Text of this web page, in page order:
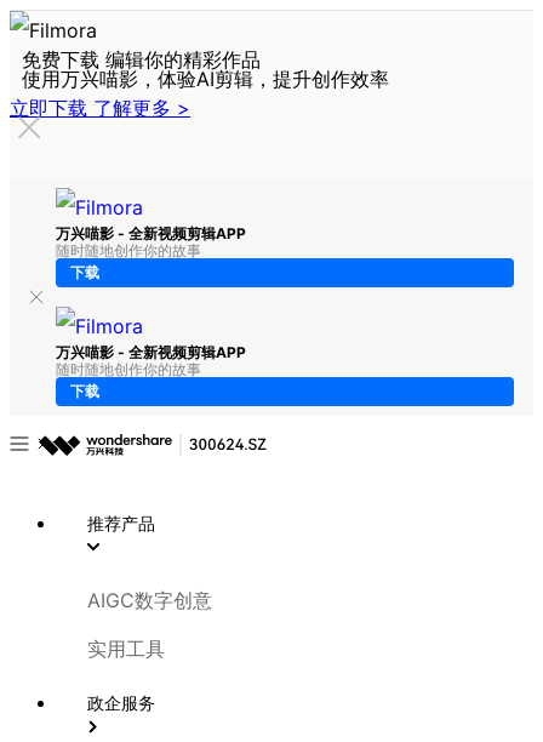
免费下载 编辑你的精彩作品
使用万兴喵影，体验AI剪辑，提升创作效率
立即下载 了解更多 >
万兴喵影 - 全新视频剪辑APP
随时随地创作你的故事
下载
万兴喵影 - 全新视频剪辑APP
随时随地创作你的故事
下载
推荐产品
AIGC数字创意
实用工具
政企服务